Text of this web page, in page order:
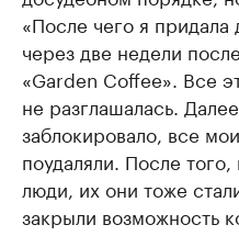
«После чего я
через две недели
«Garden Coffee». Все
не разглашалась.
заблокировало, все
поудаляли. После
люди, их они тоже
закрыли возможность